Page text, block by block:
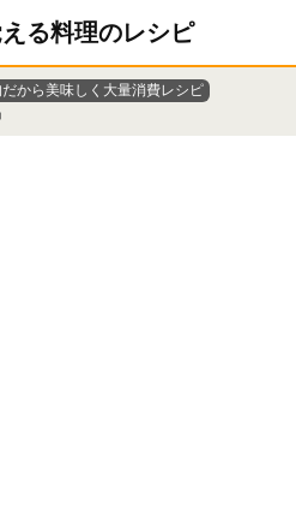
る料理のレシピ
から美味しく大量消費レシピ